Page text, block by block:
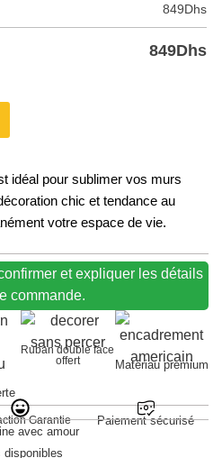
849Dhs
849Dhs
idéal pour sublimer vos murs
chic et tendance au
votre espace de vie.
et expliquer les détails
commande.
Ruban double face
offert
Matériau premium
Garantie
Paiement sécurisé
avec amour
disponibles